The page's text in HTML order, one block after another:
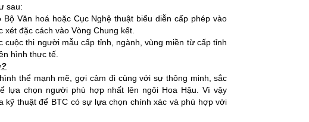
sau:
Văn hoá hoặc Cục Nghệ thuật biểu diễn cấp phép vào
đặc cách vào Vòng Chung kết.
thi người mẫu cấp tỉnh, ngành, vùng miền từ cấp tỉnh
hình thực tế.
thể mạnh mẽ, gợi cảm đi cùng với sự thông minh, sắc
chọn người phù hợp nhất lên ngôi Hoa Hậu. Vì vậy
thuật để BTC có sự lựa chọn chính xác và phù hợp với